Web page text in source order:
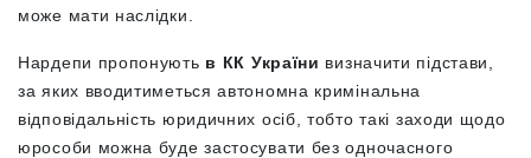
може мати наслідки.
Нардепи пропонують в КК України визначити підстави,
за яких вводитиметься автономна кримінальна
відповідальність юридичних осіб, тобто такі заходи щодо
юрособи можна буде застосувати без одночасного